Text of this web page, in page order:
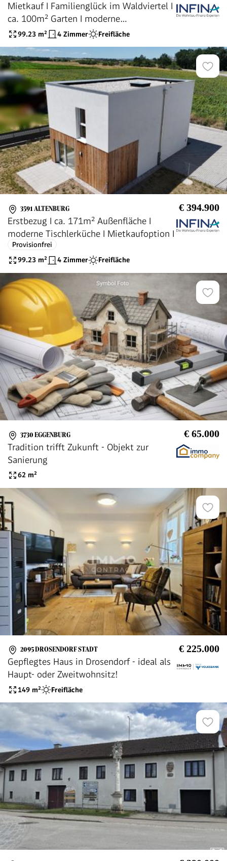
Mietkauf I Familienglück im Waldviertel I
ca. 100m² Garten I moderne
Tischlerküche I Luftwärmepumpe I
99.23 m² 4 Zimmer Freifläche
3591 ALTENBURG € 394.900
Erstbezug I ca. 171m² Außenfläche I
moderne Tischlerküche I Mietkaufoption I
Provisionfrei
99.23 m² 4 Zimmer Freifläche
3730 EGGENBURG € 65.000
Tradition trifft Zukunft - Objekt zur
Sanierung
62 m²
2095 DROSENDORF STADT € 225.000
Gepflegtes Haus in Drosendorf - ideal als
Haupt- oder Zweitwohnsitz!
149 m² Freifläche